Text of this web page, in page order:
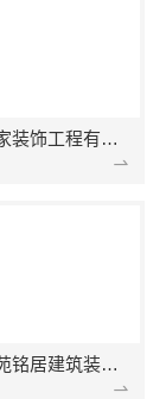
湖南自由家装饰工程有限公司
湖北省景苑铭居建筑装饰有限公司